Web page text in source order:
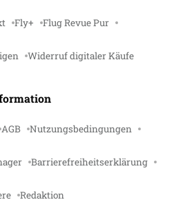
Fly+ Flug Revue Pur
Widerruf digitaler Käufe
AGB Nutzungsbedingungen
Barrierefreiheitserklärung
Redaktion